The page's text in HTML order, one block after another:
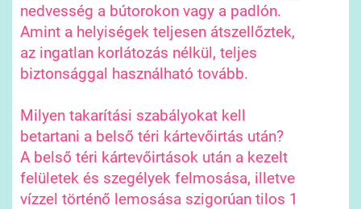
nedvesség a bútorokon vagy a padlón.
Amint a helyiségek teljesen átszellőztek,
az ingatlan korlátozás nélkül, teljes
biztonsággal használható tovább.
Milyen takarítási szabályokat kell
betartani a belső téri kártevőirtás után?
A belső téri kártevőirtások után a kezelt
felületek és szegélyek felmosása, illetve
vízzel történő lemosása szigorúan tilos 1